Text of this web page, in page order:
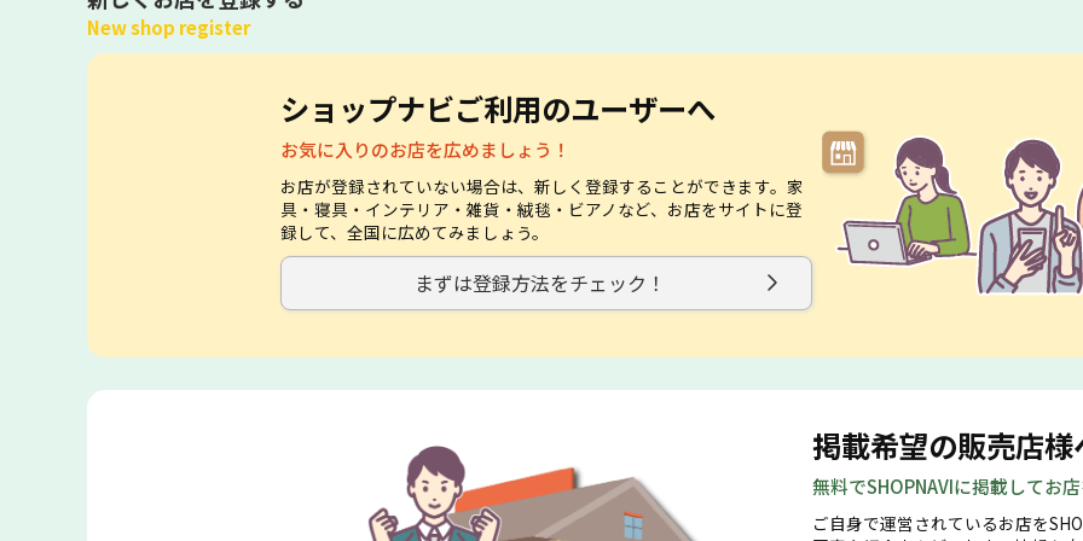
New shop register
ショップナビご利用のユーザーへ
お気に入りのお店を広めましょう！
お店が登録されていない場合は、新しく登録することができます。家
具・寝具・インテリア・雑貨・絨毯・ビアノなど、お店をサイトに登
録して、全国に広めてみましょう。
まずは登録方法をチェック！
掲載希望の販売店様
無料でSHOPNAVIに掲載してお
ご自身で運営されているお店を